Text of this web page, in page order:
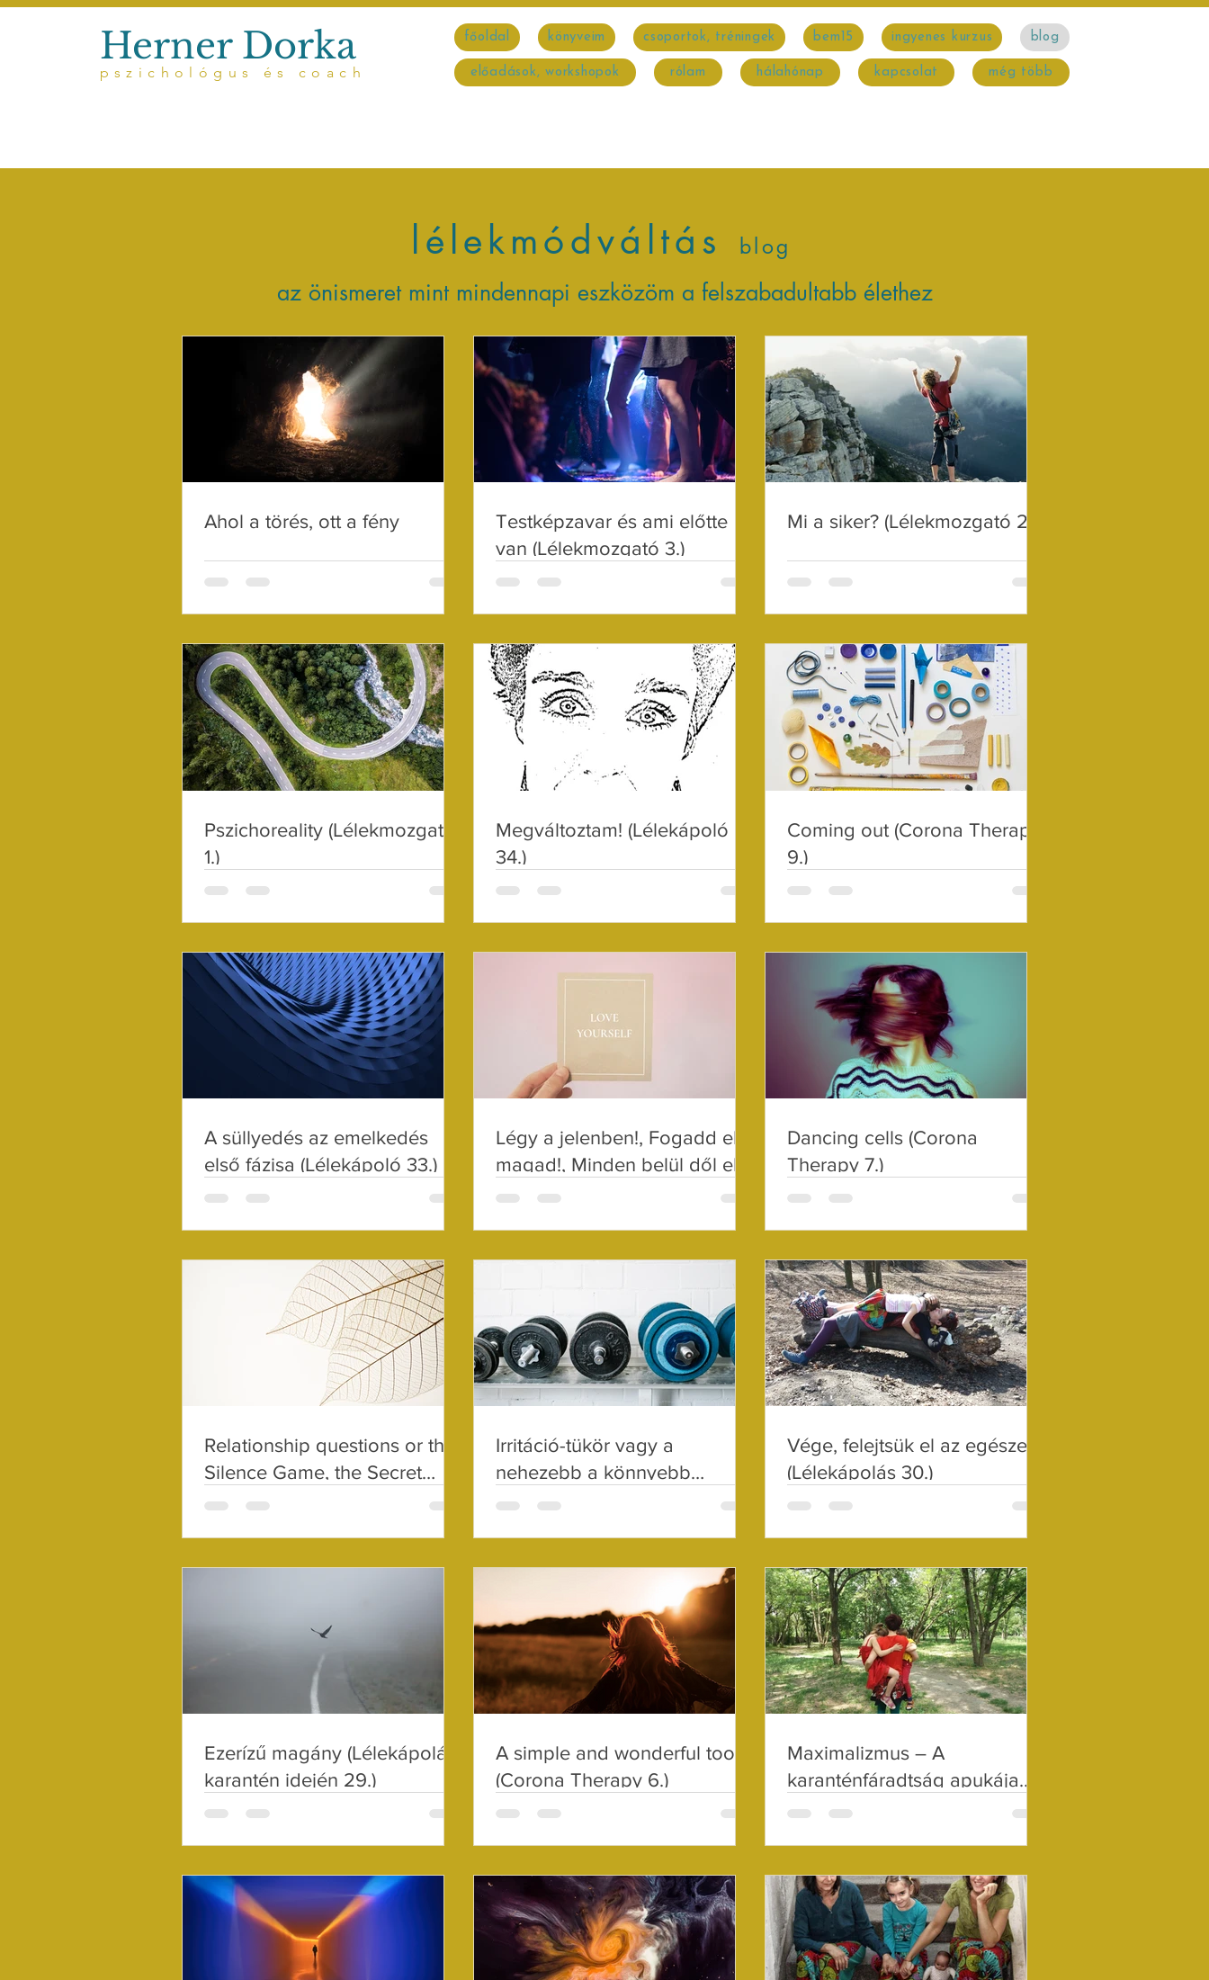
Herner Dorka
pszichológus és coach
főoldal könyveim csoportok, tréningek bem15 ingyenes kurzus blog
előadások, workshopok rólam hálahónap kapcsolat még több
lélekmódváltás blog
az önismeret mint mindennapi eszközöm a felszabadultabb élethez
Ahol a törés, ott a fény
Testképzavar és ami előtte
van (Lélekmozgató 3.)
Mi a siker? (Lélekmozgató 2.)
Pszichoreality (Lélekmozgató
1.)
Megváltoztam! (Lélekápoló
34.)
Coming out (Corona Therapy
9.)
A süllyedés az emelkedés
első fázisa (Lélekápoló 33.)
Légy a jelenben!, Fogadd el
magad!, Minden belül dől el! -
nyomorító normáink
Dancing cells (Corona
Therapy 7.)
Relationship questions or the
Silence Game, the Secret
Date and Never-day (Corona
Irritáció-tükör vagy a
nehezebb a könnyebb
(Lélekápolás 31.)
Vége, felejtsük el az egészet?
(Lélekápolás 30.)
Ezerízű magány (Lélekápolás
karantén idején 29.)
A simple and wonderful tool
(Corona Therapy 6.)
Maximalizmus – A
karanténfáradtság apukája
(Lélekápolás 28.)